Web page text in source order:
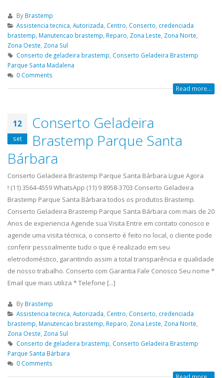
By Brastemp
Assistencia tecnica, Autorizada, Centro, Conserto, credenciada
brastemp, Manutencao brastemp, Reparo, Zona Leste, Zona Norte,
Zona Oeste, Zona Sul
Conserto de geladeira brastemp, Conserto Geladeira Brastemp
Parque Santa Madalena
0 Comments
Read more...
12
set
Conserto Geladeira
Brastemp Parque Santa
Bárbara
Conserto Geladeira Brastemp Parque Santa Bárbara Ligue Agora
! (11) 3564-4559 WhatsApp (11) 9 8958-3703 Conserto Geladeira
Brastemp Parque Santa Bárbara todos os produtos Brastemp.
Conserto Geladeira Brastemp Parque Santa Bárbara com mais de 20
Anos de experiencia Agende sua Visita Entre em contato conosco e
agende uma visita técnica, o conserto é feito no local, o cliente pode
conferir pessoalmente tudo o que é realizado em seu
eletrodoméstico, garantindo assim a total transparência e qualidade
de nosso trabalho. Conserto com Garantia Fale Conosco Seu nome *
Email que mais utiliza * Telefone [...]
By Brastemp
Assistencia tecnica, Autorizada, Centro, Conserto, credenciada
brastemp, Manutencao brastemp, Reparo, Zona Leste, Zona Norte,
Zona Oeste, Zona Sul
Conserto de geladeira brastemp, Conserto Geladeira Brastemp
Parque Santa Bárbara
0 Comments
BOSCH é uma empresa séria que
atua na região de de São Paulo,
realizando serviços de...
23
ASSISTENCIA
TECNICA
BRASTEMP
PINHEIROS é uma empresa séria que
atua na região de de São Paulo,
realizando serviços de... read more
INTERLAGOS,Conserto de
Vila Mariana, Conserto de
Tatuapé, Conserto de...
BRASTEMP
GELADEIRA
ASSISTENCIA BRASTEMP
FREGUESIA DO Ó,Conserto
Geladeira Vila Mariana,
Geladeira Tatuapé,...